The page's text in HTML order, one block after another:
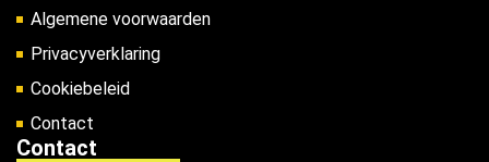
Algemene voorwaarden
Privacyverklaring
Cookiebeleid
Contact
Contact